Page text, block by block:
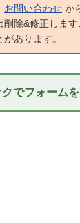
お問い合わせ か
除&修正しま
あります。
でフォームを